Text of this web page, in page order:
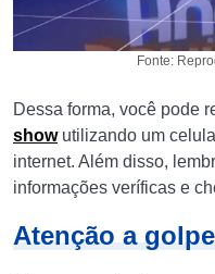
Fonte:
Dessa forma, você pode
showutilizando um
internet. Além disso,
informações veríficas e
Atenção a